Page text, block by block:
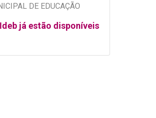
DE EDUCAÇÃO
já estão disponíveis